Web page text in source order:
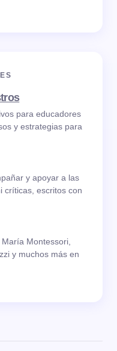
para educadores
y estrategias para
y apoyar a las
críticas, escritos con
Montessori,
y muchos más en